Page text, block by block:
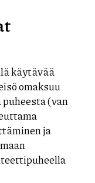
käytävää
omaksuu
(van
ja